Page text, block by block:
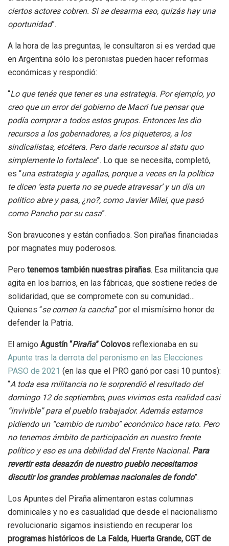
ciertos actores cobren. Si se desarma eso, quizás hay una
oportunidad”.
A la hora de las preguntas, le consultaron si es verdad que
en Argentina sólo los peronistas pueden hacer reformas
económicas y respondió:
“Lo que tenés que tener es una estrategia. Por ejemplo, yo
creo que un error del gobierno de Macri fue pensar que
podía comprar a todos estos grupos. Entonces les dio
recursos a los gobernadores, a los piqueteros, a los
sindicalistas, etcétera. Pero darle recursos al statu quo
simplemente lo fortalece”. Lo que se necesita, completó,
es “una estrategia y agallas, porque a veces en la política
te dicen ‘esta puerta no se puede atravesar’ y un día un
político abre y pasa, ¿no?, como Javier Milei, que pasó
como Pancho por su casa”.
Son bravucones y están confiados. Son pirañas financiadas
por magnates muy poderosos.
Pero tenemos también nuestras pirañas. Esa militancia que
agita en los barrios, en las fábricas, que sostiene redes de
solidaridad, que se compromete con su comunidad…
Quienes “se comen la cancha” por el mismísimo honor de
defender la Patria.
El amigo Agustín “Piraña” Colovos reflexionaba en su
Apunte tras la derrota del peronismo en las Elecciones
PASO de 2021 (en las que el PRO ganó por casi 10 puntos):
“A toda esa militancia no le sorprendió el resultado del
domingo 12 de septiembre, pues vivimos esta realidad casi
“invivible” para el pueblo trabajador. Además estamos
pidiendo un “cambio de rumbo” económico hace rato. Pero
no tenemos ámbito de participación en nuestro frente
político y eso es una debilidad del Frente Nacional. Para
revertir esta desazón de nuestro pueblo necesitamos
discutir los grandes problemas nacionales de fondo”.
Los Apuntes del Piraña alimentaron estas columnas
dominicales y no es casualidad que desde el nacionalismo
revolucionario sigamos insistiendo en recuperar los
programas históricos de La Falda, Huerta Grande, CGT de